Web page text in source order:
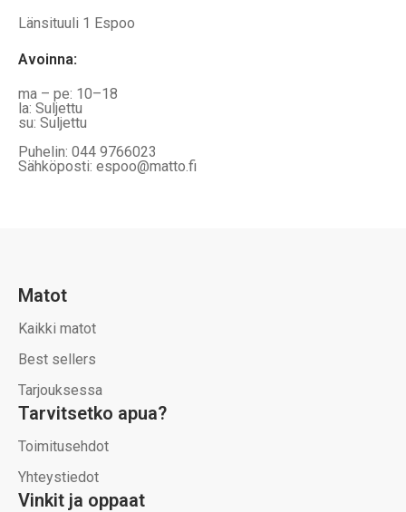
Länsituuli 1 Espoo
Avoinna:
ma – pe: 10–18
la: Suljettu
su: Suljettu
Puhelin: 044 9766023
Sähköposti: espoo@matto.fi
Matot
Kaikki matot
Best sellers
Tarjouksessa
Tarvitsetko apua?
Toimitusehdot
Yhteystiedot
Vinkit ja oppaat